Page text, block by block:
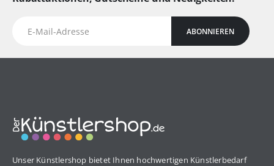
ABONNIEREN
Unser Künstlershop bietet Ihnen hochwertigen Künstlerbedarf